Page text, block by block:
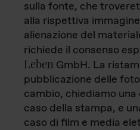
sulla fonte, che
alla rispettiva
alienazione del
richiede il consenso
Leben GmbH. La
pubblicazione delle
cambio, chiediamo
caso della stampa, e
caso di film e media